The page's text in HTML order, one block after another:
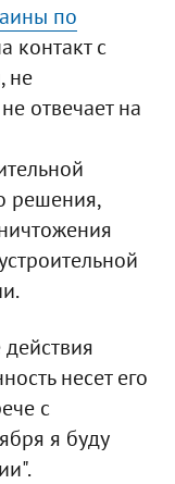
по
контакт с
не
отвечает на
решения,
несет его
с
я буду